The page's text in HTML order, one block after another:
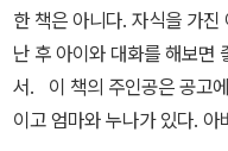
강아지 주인의 입장에서 이
며 오열한다. ……더러운 인간들. 사랑할 줄도 모르면서 쉬지 않고 애
를 낳고 개를 기르는 더러운
머리를 쓰다듬고 다시 걷어
도 단 한번도 실행하지 못한
지가 맨홀에 갇혀버렸다. 그
워야 하는데 그렇게 하지 못
런 일이 왜 생겼을까? 자신
복해지고 싶다 했냐고. 자기
라리 불행한 게 훨씬 양심적
는 죽음의 공포 때문에 가족
만, 명쾌하게 진술하진 않는
이 소년에게는 우습게 생각
며 예전에 엄마가 했던 말을
동시에 죽음이라는 게 그 모
만큼 강한 것인지 소년은 좀
기력할 뿐, 나쁜 심성을 가
보았던 폭력이 없었더라면
법한 사람이었다.그가 원하
어들게 된다. 끝내 그 종착
한 책은 아니다. 자식을 가
난 후 아이와 대화를 해보면
서. 이 책의 주인공은 공고
이고 엄마와 누나가 있다. 아